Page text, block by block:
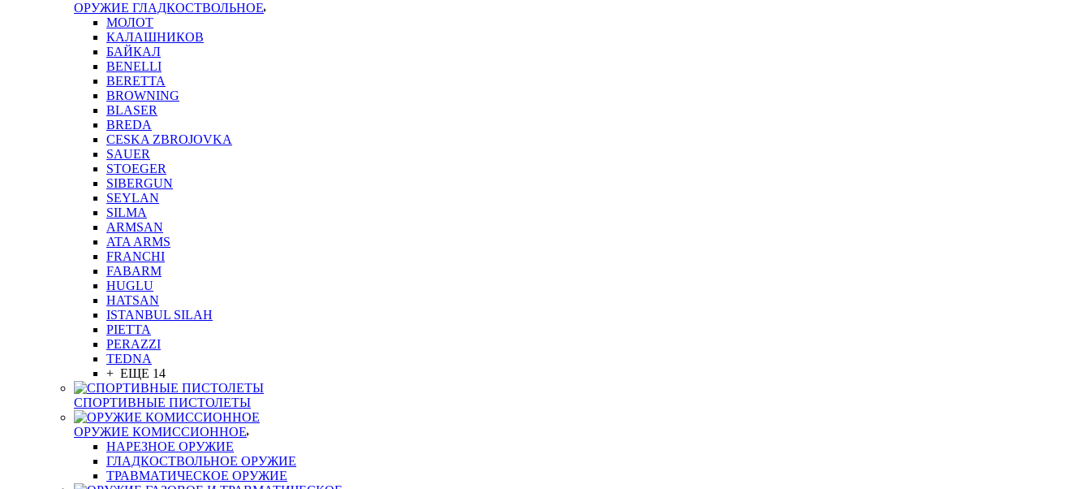
ОРУЖИЕ ГЛАДКОСТВОЛЬНОЕ
МОЛОТ
КАЛАШНИКОВ
БАЙКАЛ
BENELLI
BERETTA
BROWNING
BLASER
BREDA
CESKA ZBROJOVKA
SAUER
STOEGER
SIBERGUN
SEYLAN
SILMA
ARMSAN
ATA ARMS
FRANCHI
FABARM
HUGLU
HATSAN
ISTANBUL SILAH
PIETTA
PERAZZI
TEDNA
+ ЕЩЕ 14
СПОРТИВНЫЕ ПИСТОЛЕТЫ
ОРУЖИЕ КОМИССИОННОЕ
НАРЕЗНОЕ ОРУЖИЕ
ГЛАДКОСТВОЛЬНОЕ ОРУЖИЕ
ТРАВМАТИЧЕСКОЕ ОРУЖИЕ